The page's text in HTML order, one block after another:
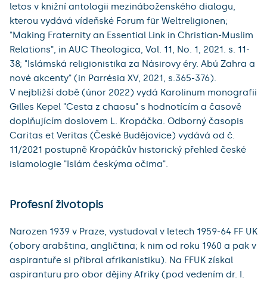
letos v knižní antologii mezináboženského dialogu,
kterou vydává vídeňské Forum für Weltreligionen;
"Making Fraternity an Essential Link in Christian-Muslim
Relations", in AUC Theologica, Vol. 11, No. 1, 2021. s. 11-
38; "Islámská religionistika za Násirovy éry. Abú Zahra a
nové akcenty" (in Parrésia XV, 2021, s.365-376).
V nejbližší době (únor 2022) vydá Karolinum monografii
Gilles Kepel "Cesta z chaosu" s hodnotícím a časově
doplňujícím doslovem L. Kropáčka. Odborný časopis
Caritas et Veritas (České Budějovice) vydává od č.
11/2021 postupně Kropáčkův historický přehled české
islamologie "Islám českýma očima".
Profesní životopis
Narozen 1939 v Praze, vystudoval v letech 1959-64 FF UK
(obory arabština, angličtina; k nim od roku 1960 a pak v
aspirantuře si přibral afrikanistiku). Na FFUK získal
aspiranturu pro obor dějiny Afriky (pod vedením dr. I.